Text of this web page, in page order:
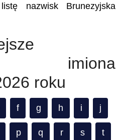
nazwisk Brunezyjska
imiona
roku
f g h i j
p q r s t